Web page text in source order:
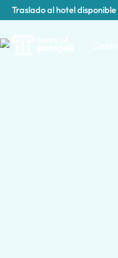
Traslado al hotel disponible